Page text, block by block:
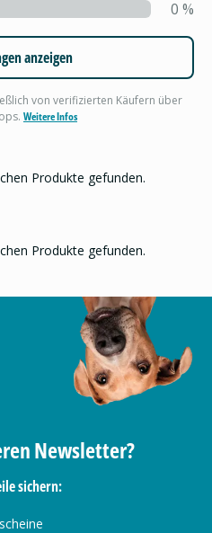
0 %
anzeigen
von verifizierten Käufern über
Weitere Infos
Produkte gefunden.
Produkte gefunden.
Newsletter?
sichern: